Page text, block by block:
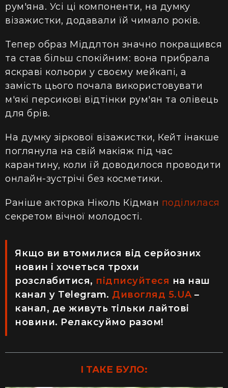
рум'яна. Усі ці компоненти, на думку
візажистки, додавали їй чимало років.
Тепер образ Міддлтон значно покращився
та став більш спокійним: вона прибрала
яскраві кольори у своєму мейкапі, а
замість цього почала використовувати
м'які персикові відтінки рум'ян та олівець
для брів.
На думку зіркової візажистки, Кейт інакше
поглянула на свій макіяж під час
карантину, коли їй доводилося проводити
онлайн-зустрічі без косметики.
Раніше акторка Ніколь Кідман поділилася
секретом вічної молодості.
Якщо ви втомилися від серйозних
новин і хочеться трохи
розслабитися, підписуйтеся на наш
канал у Telegram. Дивогляд 5.UA–
канал, де живуть тільки лайтові
новини. Релаксуймо разом!
І ТАКЕ БУЛО: